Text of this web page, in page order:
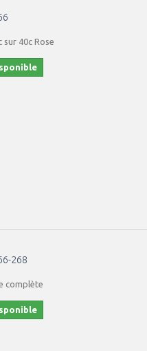
sur 40c Rose
268
complète